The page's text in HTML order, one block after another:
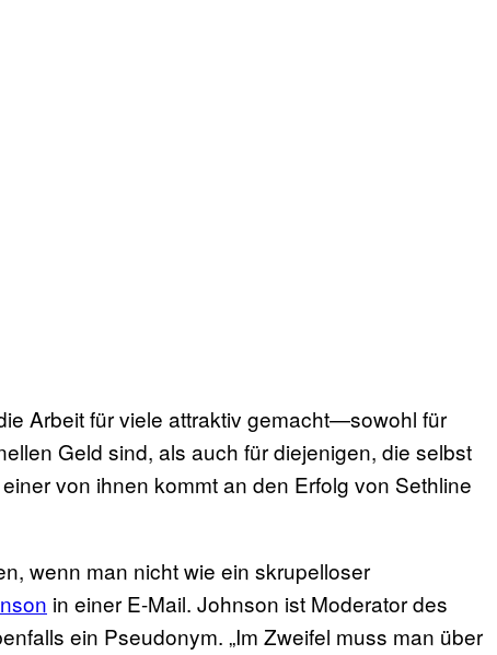
Arbeit für viele attraktiv gemacht—sowohl für
Geld sind, als auch für diejenigen, die selbst
von ihnen kommt an den Erfolg von Sethline
wenn man nicht wie ein skrupelloser
in einer E-Mail. Johnson ist Moderator des
ein Pseudonym. „Im Zweifel muss man über